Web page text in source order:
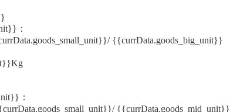
：
{{currData.goods_big_unit}}
：
{{currData.goods_mid_unit}}